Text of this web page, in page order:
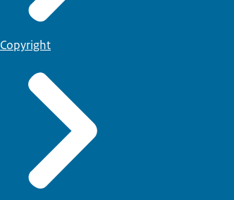
Copyright